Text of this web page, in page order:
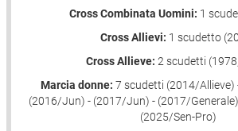
Cross Combinata Uomini: 1
Cross Allievi: 1 scudetto
Cross Allieve: 2 scudetti
Marcia donne: 7 scudetti (2014/Allieve)
(2016/Jun) - (2017/Jun) - (2017/
(2025/Sen-Pro)